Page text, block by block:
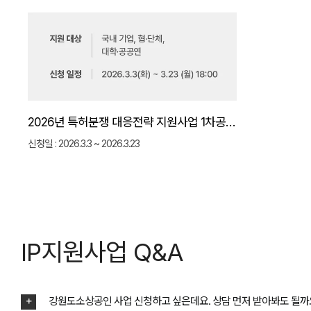
2026년 특허분쟁 대응전략 지원사업 1차공고 완벽가이드
신청일 : 2026.3.3 ~ 2026.3.23
IP지원사업 Q&A
강원도소상공인 사업 신청하고 싶은데요. 상담 먼저 받아봐도 될